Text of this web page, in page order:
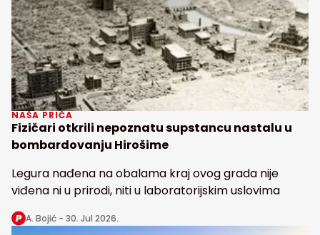
NAŠA PRIČA
Fizičari otkrili nepoznatu supstancu nastalu u
bombardovanju Hirošime
Legura nađena na obalama kraj ovog grada nije
viđena ni u prirodi, niti u laboratorijskim uslovima
A. Bojić - 30. Jul 2026.